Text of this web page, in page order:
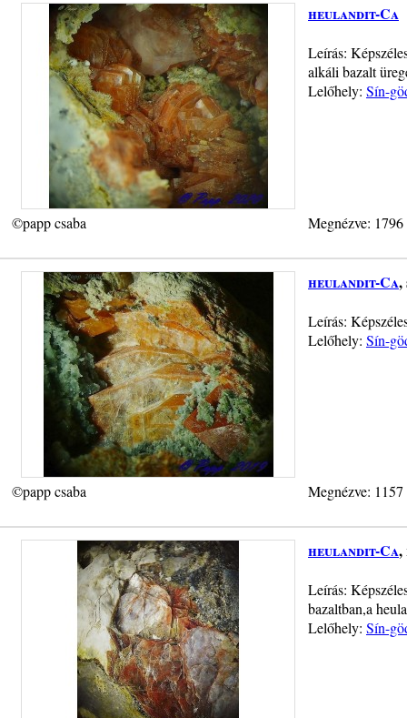
heulandit-Ca
Leírás:
alkáli bazalt
Lelőhely: Sín-
©papp csaba Megnézve:
heulandit-Ca,
Leírás:
Lelőhely: Sín-
©papp csaba Megnézve:
heulandit-Ca,
Leírás:
bazaltban,a
Lelőhely: Sín-